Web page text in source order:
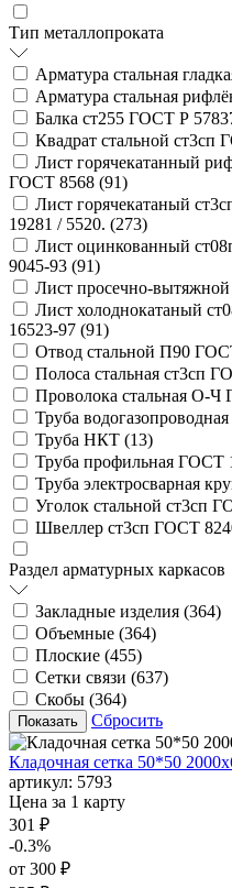
Тип металлопроката
Арматура стальная
Арматура стальная
Балка ст255 ГОСТ Р
Квадрат стальной ст3сп
Лист горячекатанный
ГОСТ 8568 (91)
Лист горячекатаный
19281 / 5520. (273)
Лист оцинкованный
9045-93 (91)
Лист просечно-
Лист холоднокатаный
16523-97 (91)
Отвод стальной П90
Полоса стальная ст3сп
Проволока стальная О-Ч
Труба
Труба НКТ (13)
Труба профильная ГОСТ
Труба электросварная
Уголок стальной ст3сп
Швеллер ст3сп ГОСТ
Раздел арматурных каркасов
Закладные изделия (364)
Объемные (364)
Плоские (455)
Сетки связи (637)
Скобы (364)
Сбросить
Кладочная сетка 50*50
артикул: 5793
Цена за 1 карту
301 ₽
-0.3%
от 300 ₽